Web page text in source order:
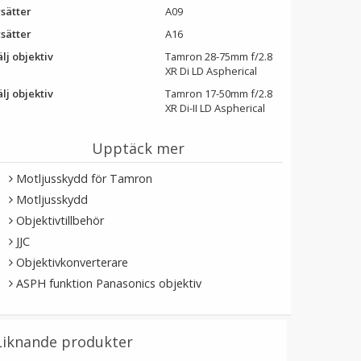
A09
A16
objektiv
Tamron 28-75mm f/2.8
XR Di LD Aspherical
objektiv
Tamron 17-50mm f/2.8
XR Di-II LD Aspherical
Upptäck mer
Motljusskydd för Tamron
Motljusskydd
Objektivtillbehör
JJC
Objektivkonverterare
ASPH funktion Panasonics objektiv
produkter